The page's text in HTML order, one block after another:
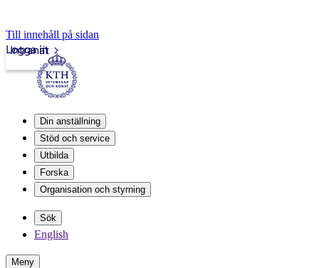
Till innehåll på sidan
Intranät
Logga in
Din anställning
Stöd och service
Utbilda
Forska
Organisation och styrning
Sök
English
Meny